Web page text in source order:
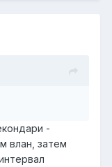
-
влан, затем